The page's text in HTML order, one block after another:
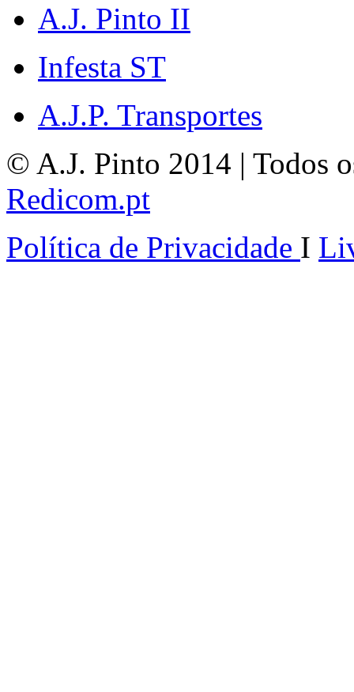
A.J. Pinto II
Infesta ST
A.J.P. Transportes
© A.J. Pinto 2014 | Todos
Redicom.pt
Política de Privacidade I